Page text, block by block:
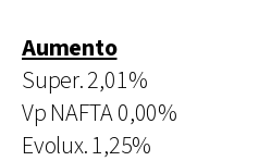
Aumento
Super. 2,01%
Vp NAFTA 0,00%
Evolux. 1,25%